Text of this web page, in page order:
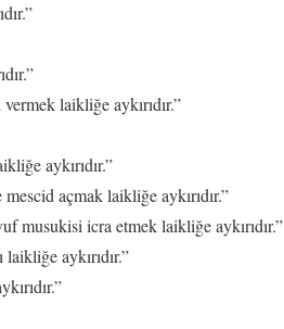
laikliğe aykırıdır.”
aykırıdır.”
açmak laikliğe aykırıdır.”
musukisi icra etmek laikliğe aykırıdır.”
aykırıdır.”